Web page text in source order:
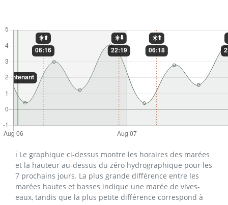
ℹ️ Le graphique ci-dessus montre les horaires des marées
et la hauteur au-dessus du zéro hydrographique pour les
7 prochains jours. La plus grande différence entre les
marées hautes et basses indique une marée de vives-
eaux, tandis que la plus petite différence correspond à